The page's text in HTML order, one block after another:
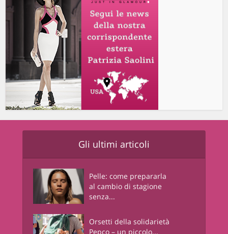
Gli ultimi articoli
Pelle: come prepararla
al cambio di stagione
senza...
Orsetti della solidarietà
Pepco – un piccolo...